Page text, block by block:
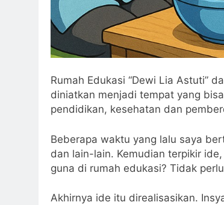
Rumah Edukasi “Dewi Lia Astuti”
diniatkan menjadi tempat yang
pendidikan, kesehatan dan
Beberapa waktu yang lalu saya
dan lain-lain. Kemudian terpikir
guna di rumah edukasi? Tidak
Akhirnya ide itu direalisasikan.